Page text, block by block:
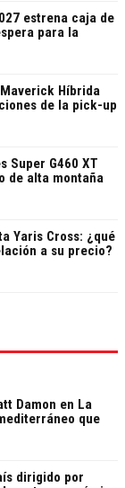
estrena caja de
para la
Híbrida
de la pick-up
Super G460 XT
de alta montaña
Yaris Cross: ¿qué
a su precio?
Damon en La
que
dirigido por